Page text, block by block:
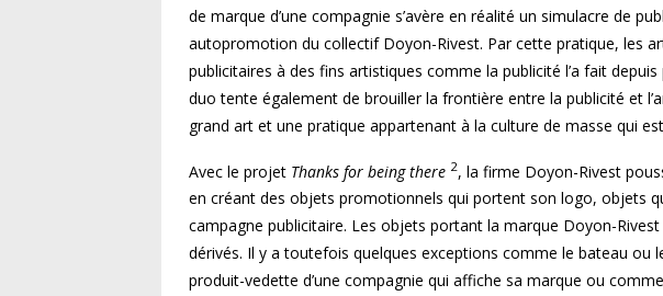
de marque d’une compagnie s’avère en réalité un simulacre de
autopromotion du collectif Doyon-Rivest. Par cette pratique, les
publicitaires à des fins artistiques comme la publicité l’a fait
duo tente également de brouiller la frontière entre la publicité et
grand art et une pratique appartenant à la culture de masse qui
Avec le projet Thanks for being there 2, la firme Doyon-Rivest
en créant des objets promotionnels qui portent son logo, objets
campagne publicitaire. Les objets portant la marque Doyon-
dérivés. Il y a toutefois quelques exceptions comme le bateau ou
produit-vedette d’une compagnie qui affiche sa marque ou